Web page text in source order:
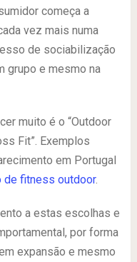
começa a
vez mais numa
de sociabilização
grupo e mesmo na
muito é o “Outdoor
Fit”. Exemplos
em Portugal
de fitness outdoor.
a estas escolhas e
por forma
expansão e mesmo